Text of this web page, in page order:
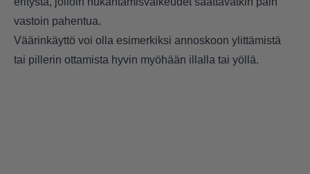
vastoin pahentua.
Väärinkäyttö voi olla esimerkiksi annoskoon ylittämistä
tai pillerin ottamista hyvin myöhään illalla tai yöllä.